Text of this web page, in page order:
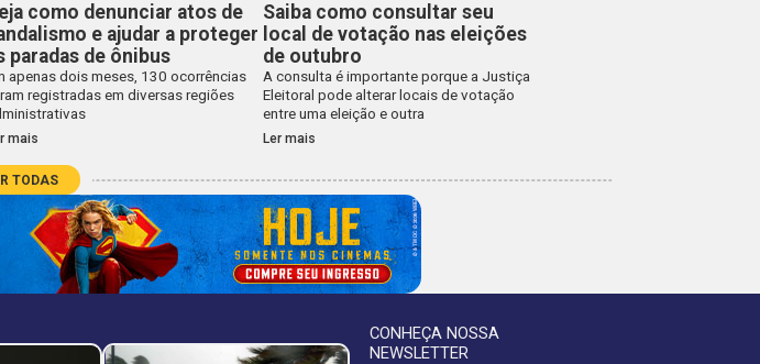
como denunciar atos de
e ajudar a proteger
paradas de ônibus
apenas dois meses, 130 ocorrências
registradas em diversas regiões
mais
Saiba como consultar seu
local de votação nas eleições
de outubro
A consulta é importante porque a Justiça
Eleitoral pode alterar locais de votação
entre uma eleição e outra
Ler mais
TODAS
CONHEÇA NOSSA
NEWSLETTER